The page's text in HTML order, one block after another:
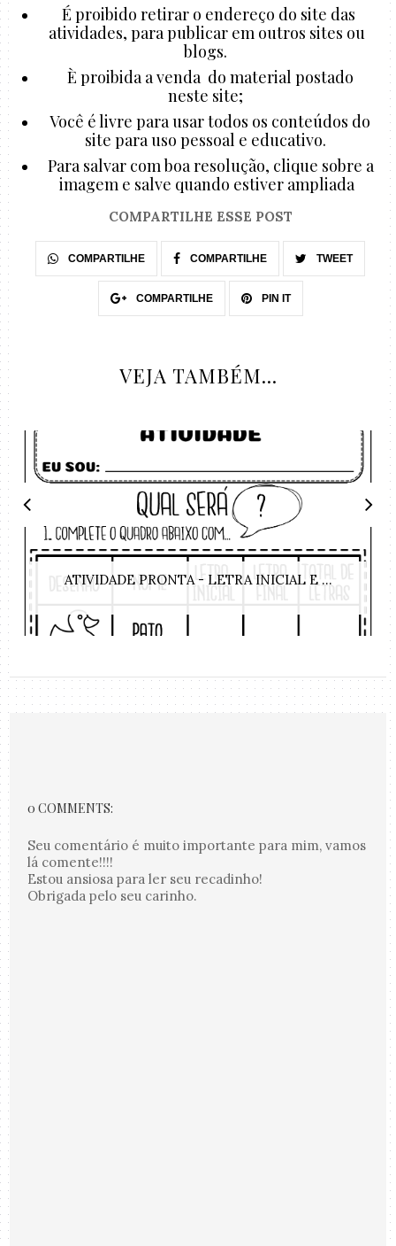
É proibido retirar o endereço do site das
atividades, para publicar em outros sites ou
blogs.
È proibida a venda do material postado
neste site;
Você é livre para usar todos os conteúdos do
site para uso pessoal e educativo.
Para salvar com boa resolução, clique sobre a
imagem e salve quando estiver ampliada
COMPARTILHE ESSE POST
COMPARTILHE COMPARTILHE TWEET
COMPARTILHE PIN IT
VEJA TAMBÉM...
ATIVIDADE PRONTA - LETRA INICIAL E ...
0 COMMENTS:
Seu comentário é muito importante para mim, vamos
lá comente!!!!
Estou ansiosa para ler seu recadinho!
Obrigada pelo seu carinho.